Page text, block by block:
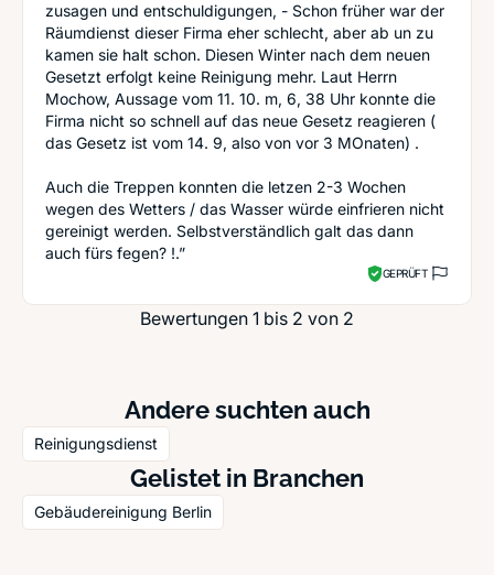
zusagen und entschuldigungen, - Schon früher war der
Räumdienst dieser Firma eher schlecht, aber ab un zu
kamen sie halt schon. Diesen Winter nach dem neuen
Gesetzt erfolgt keine Reinigung mehr. Laut Herrn
Mochow, Aussage vom 11. 10. m, 6, 38 Uhr konnte die
Firma nicht so schnell auf das neue Gesetz reagieren (
das Gesetz ist vom 14. 9, also von vor 3 MOnaten) .
Auch die Treppen konnten die letzen 2-3 Wochen
wegen des Wetters / das Wasser würde einfrieren nicht
gereinigt werden. Selbstverständlich galt das dann
auch fürs fegen? !.”
GEPRÜFT
Bewertungen 1 bis 2 von 2
Andere suchten auch
Reinigungsdienst
Gelistet in Branchen
Gebäudereinigung Berlin